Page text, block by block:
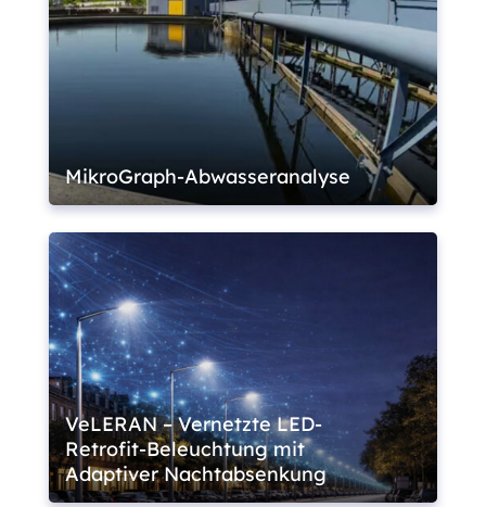
MikroGraph-Abwasseranalyse
VeLERAN – Vernetzte LED-
Retrofit-Beleuchtung mit
Adaptiver Nachtabsenkung